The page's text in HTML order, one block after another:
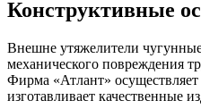
Конструктивные
Внешне утяжелители
механического повреждения
Фирма «Атлант»
изготавливает качественные